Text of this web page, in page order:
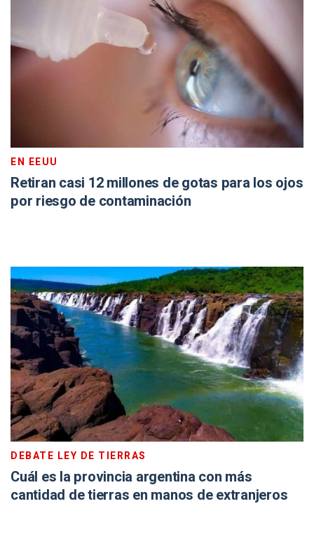
EN EEUU
Retiran casi 12 millones de gotas para los ojos
por riesgo de contaminación
DEBATE LEY DE TIERRAS
Cuál es la provincia argentina con más
cantidad de tierras en manos de extranjeros